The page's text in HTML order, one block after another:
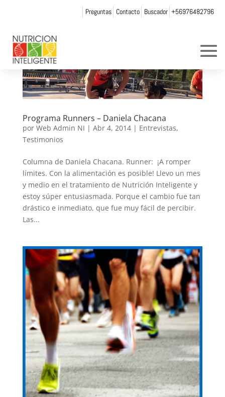
Preguntas Contacto Buscador +56976482796
Programa Runners – Daniela Chacana
por Web Admin NI | Abr 4, 2014| Entrevistas,
Testimonios
Columna de Daniela Chacana. Runner: ¡A romper
límites. Con la alimentación es posible! Llevo un mes
y medio en el tratamiento de Nutrición Inteligente y
estoy súper entusiasmada. Porque el cambio fue tan
drástico e inmediato, que fue muy fácil de percibir.
Las...